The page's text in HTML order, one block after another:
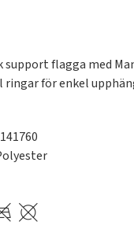
support flagga med
för enkel
141760